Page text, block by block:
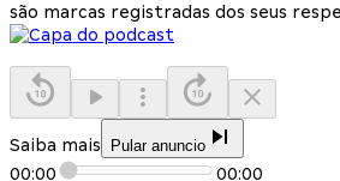
são marcas registradas dos seus
Saiba mais Pular anuncio
00:00 00:00